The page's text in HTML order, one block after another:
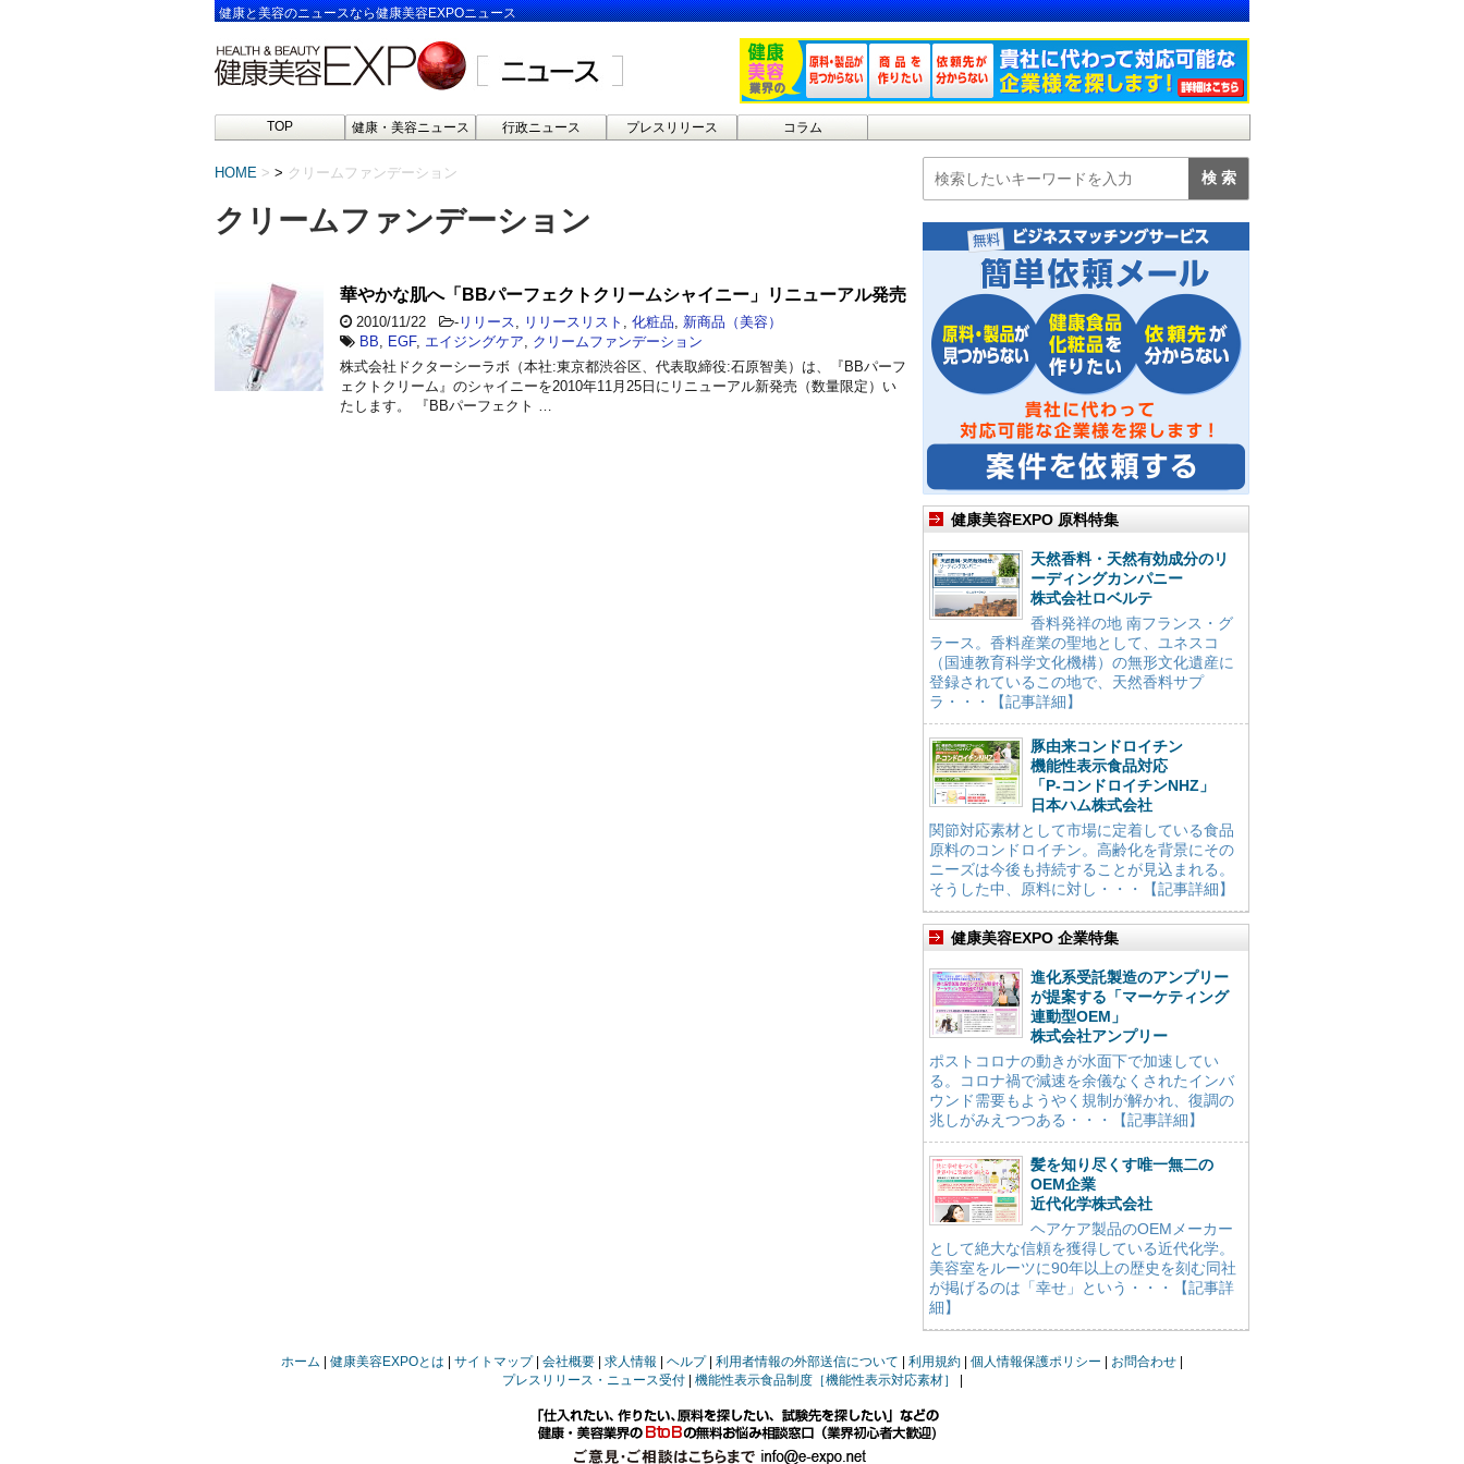
健康と美容のニュースなら健康美容EXPOニュース
TOP 健康・美容ニュース 行政ニュース プレスリリース コラム
HOME > クリームファンデーション
クリームファンデーション
華やかな肌へ「BBパーフェクトクリームシャイニー」リニューアル発売
2010/11/22 - リリース リリースリスト 化粧品
新商品（美容）
BB
EGF, エイジングケア
クリームファンデーション
株式会社ドクターシーラボ（本社:東京都渋谷区、代表取締役:石原智美）は、『BBパーフ
ェクトクリーム』のシャイニーを2010年11月25日にリニューアル新発売（数量限定）い
たします。 『BBパーフェクト …
健康美容EXPO 原料特集
天然香料・天然有効成分のリ
ーディングカンパニー
株式会社ロベルテ
香料発祥の地 南フランス・グ
ラース。香料産業の聖地として、ユネスコ
（国連教育科学文化機構）の無形文化遺産に
登録されているこの地で、天然香料サプ
ラ・・・【記事詳細】
豚由来コンドロイチン
機能性表示食品対応
「P-コンドロイチンNHZ」
日本ハム株式会社
関節対応素材として市場に定着している食品
原料のコンドロイチン。高齢化を背景にその
ニーズは今後も持続することが見込まれる。
そうした中、原料に対し・・・【記事詳細】
健康美容EXPO 企業特集
進化系受託製造のアンプリー
が提案する「マーケティング
連動型OEM」
株式会社アンプリー
ポストコロナの動きが水面下で加速してい
る。コロナ禍で減速を余儀なくされたインバ
ウンド需要もようやく規制が解かれ、復調の
兆しがみえつつある・・・【記事詳細】
髪を知り尽くす唯一無二の
OEM企業
近代化学株式会社
ヘアケア製品のOEMメーカー
として絶大な信頼を獲得している近代化学。
美容室をルーツに90年以上の歴史を刻む同社
が掲げるのは「幸せ」という・・・【記事詳
細】
ホーム 健康美容EXPOとは サイトマップ 会社概要 求人情報 ヘルプ 利用者情報の外部送信について 利用規約 個人情報保護ポリシー
お問合わせ
プレスリリース・ニュース受付
機能性表示食品制度［機能性表示対応素材］